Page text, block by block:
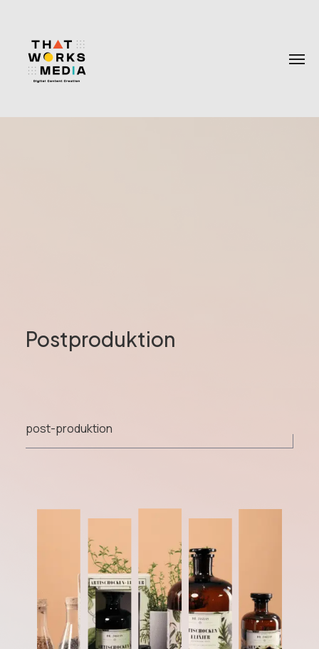
Postproduktion
post-produktion